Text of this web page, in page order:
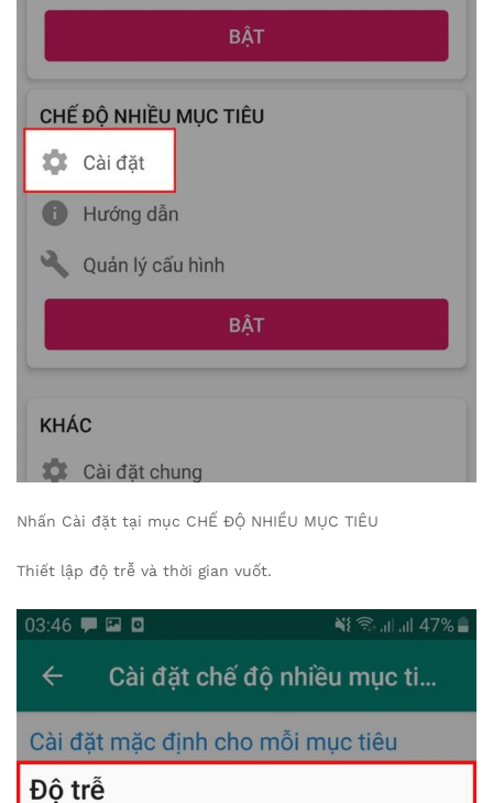
Nhấn Cài đặt tại mục CHẾ ĐỘ NHIỀU MỤC TIÊU
Thiết lập độ trễ và thời gian vuốt.